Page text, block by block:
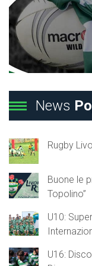
News
Rugby
Buone le
Topolino”
U10:
U16: